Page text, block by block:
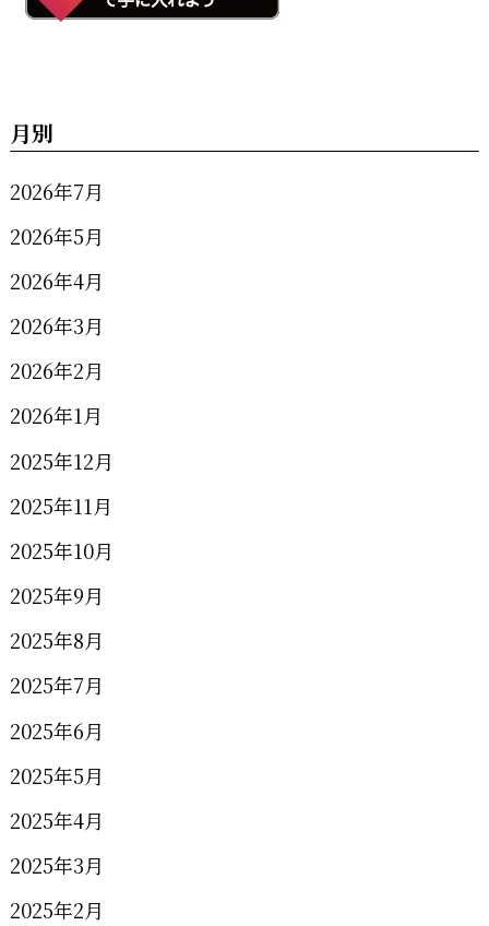
月別
2026年7月
2026年5月
2026年4月
2026年3月
2026年2月
2026年1月
2025年12月
2025年11月
2025年10月
2025年9月
2025年8月
2025年7月
2025年6月
2025年5月
2025年4月
2025年3月
2025年2月